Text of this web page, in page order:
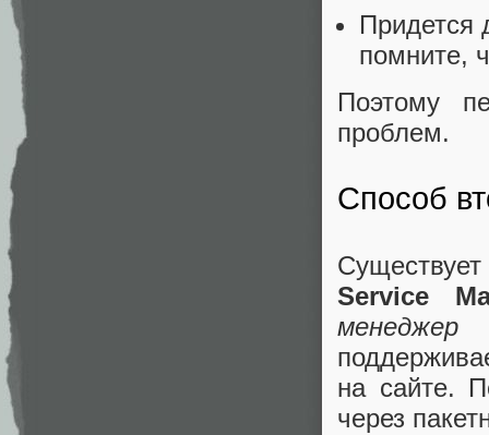
Придется
помните,
Поэтому
проблем.
Способ
Service
менеджер
на сайте.
через